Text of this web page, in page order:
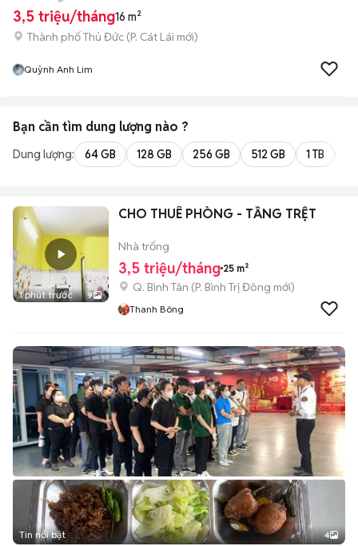
3,5 triệu/tháng16 m²
Thành phố Thủ Đức (P. Cát Lái mới)
Quỳnh Anh Lim
Bạn cần tìm dung lượng nào ?
Dung lượng: 64 GB 128 GB 256 GB 512 GB 1 TB
1 phút trước 9
CHO THUÊ PHÒNG - TẦNG TRỆT
Nhà trống
3,5 triệu/tháng 25 m²
Q. Bình Tân (P. Bình Trị Đông mới)
Thanh Bông
Tin nổi bật 4